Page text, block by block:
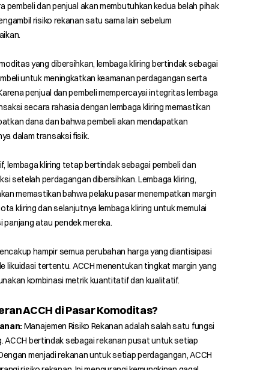
pembeli dan penjual akan membutuhkan kedua belah pihak
risiko rekanan satu sama lain sebelum
yang dibersihkan, lembaga kliring bertindak sebagai
untuk meningkatkan keamanan perdagangan serta
penjual dan pembeli mempercayai integritas lembaga
secara rahasia dengan lembaga kliring memastikan
dana dan bahwa pembeli akan mendapatkan
dalam transaksi fisik.
lembaga kliring tetap bertindak sebagai pembeli dan
setelah perdagangan dibersihkan. Lembaga kliring,
memastikan bahwa pelaku pasar menempatkan margin
kliring dan selanjutnya lembaga kliring untuk memulai
atau pendek mereka.
hampir semua perubahan harga yang diantisipasi
likuidasi tertentu. ACCH menentukan tingkat margin yang
kombinasi metrik kuantitatif dan kualitatif.
ACCH di Pasar Komoditas?
Manajemen Risiko Rekanan adalah salah satu fungsi
ACCH bertindak sebagai rekanan pusat untuk setiap
menjadi rekanan untuk setiap perdagangan, ACCH